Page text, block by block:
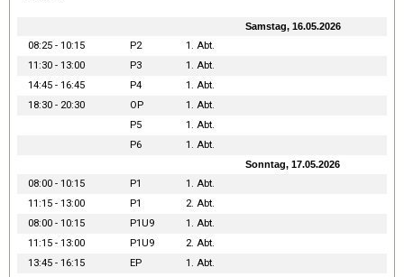
Samstag, 16.05.2026
08:25 - 10:15 P2
1. Abt.
11:30 - 13:00
P3
1. Abt.
14:45 - 16:45
P4
1. Abt.
18:30 - 20:30
OP
1. Abt.
P5
1. Abt.
P6
1. Abt.
Sonntag, 17.05.2026
08:00 - 10:15 P1
1. Abt.
11:15 - 13:00
P1
2. Abt.
08:00 - 10:15
P1U9
1. Abt.
11:15 - 13:00
P1U9
2. Abt.
13:45 - 16:15
EP 1. Abt.